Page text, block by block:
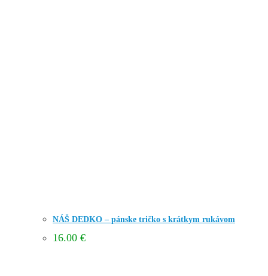
NÁŠ DEDKO – pánske tričko s krátkym rukávom
16.00 €